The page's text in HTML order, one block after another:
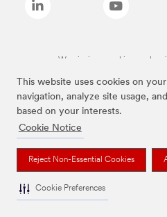
This website uses cookies on
navigation, analyze site usage,
based on your interests.
Cookie Notice
Reject Non-Essential Cookies
Cookie Preferences
Wymienione marki są